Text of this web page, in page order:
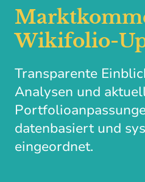
Wikifolio-
Transparente
Analysen und
datenbasiert und
eingeordnet.